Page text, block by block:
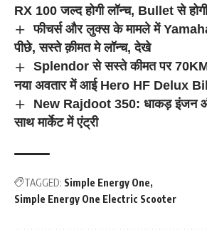
RX 100 जल्द होगी लॉन्च, Bullet से
फीचर्स और लुक्स के मामले में
पीछे, सस्ते क़ीमत मे लॉन्च, देखे
Splendor से सस्ते कीमत पर
नया अवतार में आई Hero HF Delux
New Rajdoot 350: धाकड़ इंजन
साथ मार्केट में एंट्री
TAGGED: Simple Energy One
Simple Energy One Electric Scooter